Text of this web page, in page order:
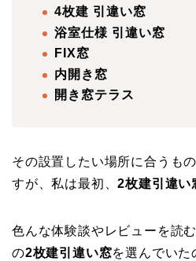
4枚建 引違い窓
浴室仕様 引違い窓
FIX窓
内開き窓
開き窓テラス
その設置したい場所に合うも
すが、私は最初、2枚建引違い
色んな体験談やレビューを読
の2枚建引違い窓を選んでいた